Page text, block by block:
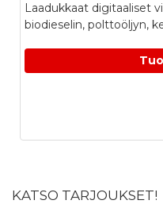
Laadukkaat digitaaliset
biodieselin, polttoöljyn,
KATSO TARJOUKSET!